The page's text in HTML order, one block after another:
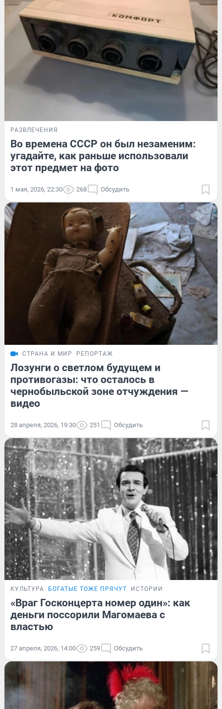
РАЗВЛЕЧЕНИЯ
Во времена СССР он был незаменим:
угадайте, как раньше использовали
этот предмет на фото
1 мая, 2026, 22:30 268 Обсудить
СТРАНА И МИР РЕПОРТАЖ
Лозунги о светлом будущем и
противогазы: что осталось в
чернобыльской зоне отчуждения —
видео
28 апреля, 2026, 19:30 251 Обсудить
КУЛЬТУРА БОГАТЫЕ ТОЖЕ ПРЯЧУТ ИСТОРИИ
«Враг Госконцерта номер один»: как
деньги поссорили Магомаева с
властью
27 апреля, 2026, 14:00 259 Обсудить